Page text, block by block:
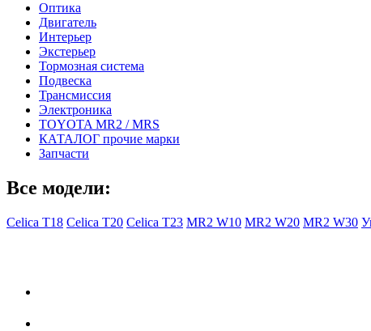
Оптика
Двигатель
Интерьер
Экстерьер
Тормозная система
Подвеска
Трансмиссия
Электроника
TOYOTA MR2 / MRS
КАТАЛОГ прочие марки
Запчасти
Все модели:
Celica T18 Celica T20 Celica T23 MR2 W10 MR2 W20 MR2 W30